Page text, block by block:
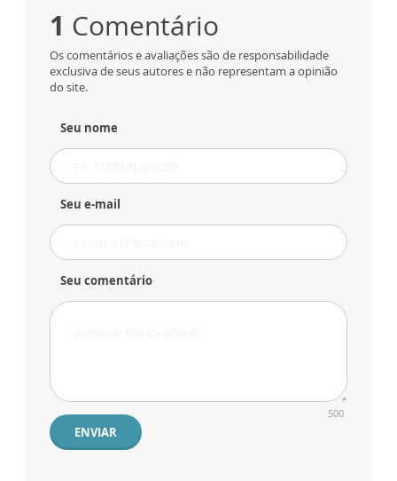
1 Comentário
Os comentários e avaliações são de responsabilidade
exclusiva de seus autores e não representam a opinião
do site.
Seu nome
Seu e-mail
Seu comentário
500
ENVIAR